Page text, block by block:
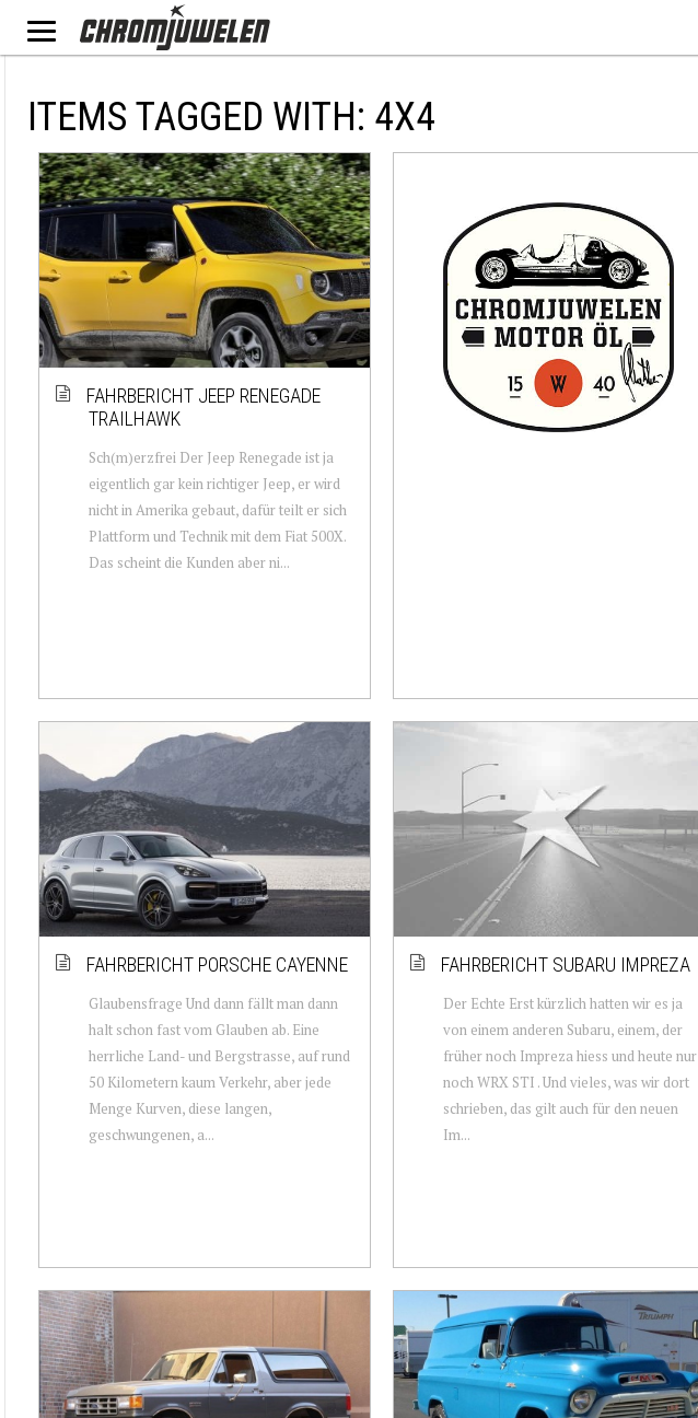
ITEMS TAGGED WITH: 4X4
FAHRBERICHT JEEP RENEGADE
TRAILHAWK
Sch(m)erzfrei Der Jeep Renegade ist ja
eigentlich gar kein richtiger Jeep, er wird
nicht in Amerika gebaut, dafür teilt er sich
Plattform und Technik mit dem Fiat 500X.
Das scheint die Kunden aber ni...
FAHRBERICHT PORSCHE CAYENNE
Glaubensfrage Und dann fällt man dann
halt schon fast vom Glauben ab. Eine
herrliche Land- und Bergstrasse, auf rund
50 Kilometern kaum Verkehr, aber jede
Menge Kurven, diese langen,
geschwungenen, a...
FAHRBERICHT SUBARU IMPREZA
Der Echte Erst kürzlich hatten wir es ja
von einem anderen Subaru, einem, der
früher noch Impreza hiess und heute nur
noch WRX STI . Und vieles, was wir dort
schrieben, das gilt auch für den neuen
Im...